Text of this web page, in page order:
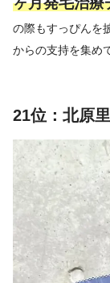
の際もすっぴんを
からの支持を集め
21位：北原